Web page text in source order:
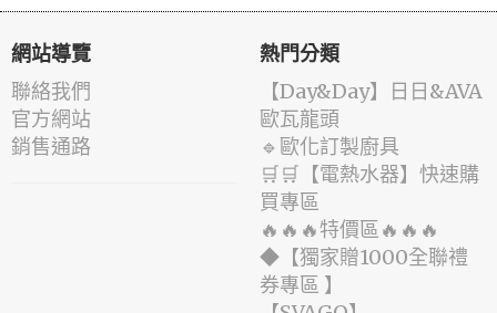
網站導覽
聯絡我們
官方網站
銷售通路
熱門分類
️【Day&Day】️日日&AVA
歐瓦龍頭
🔹歐化訂製廚具
🛒🛒【電熱水器】快速購
買專區
🔥🔥🔥特價區🔥🔥🔥
◆【獨家贈1000全聯禮
券專區 】